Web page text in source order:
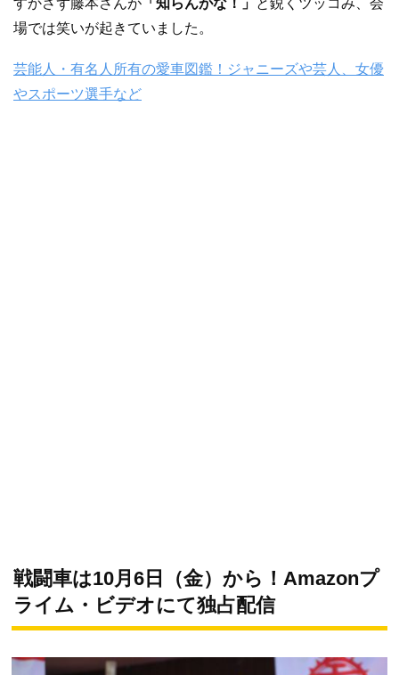
すかさず藤本さんが 「知らんがな！」 と鋭くツッコみ、会
場では笑いが起きていました。
芸能人・有名人所有の愛車図鑑！ジャニーズや芸人、女優
やスポーツ選手など
戦闘車は10月6日（金）から！Amazonプ
ライム・ビデオにて独占配信